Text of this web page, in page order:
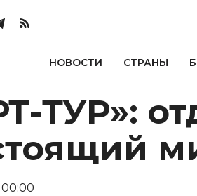
НОВОСТИ СТРАНЫ
ТУР»:
00:00